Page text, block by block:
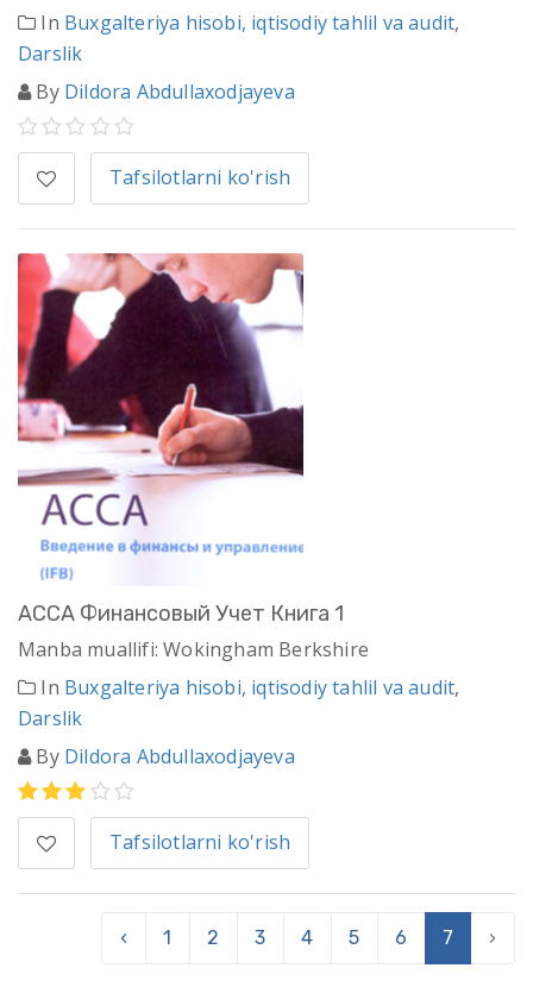
In Buxgalteriya hisobi, iqtisodiy tahlil va audit,
Darslik
By Dildora Abdullaxodjayeva
Tafsilotlarni ko'rish
АССА Финансовый Учет Книга 1
Manba muallifi: Wokingham Berkshire
In Buxgalteriya hisobi, iqtisodiy tahlil va audit,
Darslik
By Dildora Abdullaxodjayeva
Tafsilotlarni ko'rish
‹ 1 2 3 4 5 6 7 ›